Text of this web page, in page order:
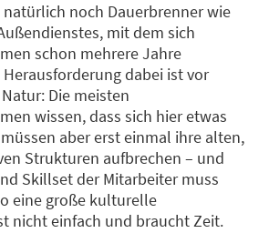
noch Dauerbrenner wie
mit dem sich
schon mehrere Jahre
dabei ist vor
Die meisten
wissen, dass sich hier etwas
aber erst einmal ihre alten,
Strukturen aufbrechen – und
Skillset der Mitarbeiter muss
eine große kulturelle
nicht einfach und braucht Zeit.